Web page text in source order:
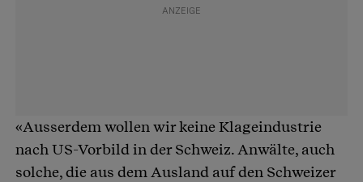
«Ausserdem wollen wir keine Klageindustrie
nach US-Vorbild in der Schweiz. Anwälte, auch
solche, die aus dem Ausland auf den Schweizer